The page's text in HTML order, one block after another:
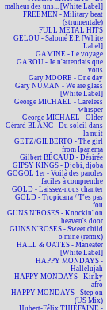
malheur des uns... [White Label]
FREEMEN - Military beat
(strumentale)
FULL METAL HITS
GÉLOU - Salomé E.P. [White
Label]
GAMINE - Le voyage
GAROU - Je n'attendais que
vous
Gary MOORE - One day
Gary NUMAN - We are glass
[White Label]
George MICHAEL - Careless
whisper
George MICHAEL - Older
Gérard BLANC - Du soleil dans
la nuit
GETZ/GILBERTO - The girl
from Ipanema
Gilbert BÉCAUD - Désirée
GIPSY KINGS - Djobi, djoba
GOGOL 1er - Voilà des paroles
faciles à comprendre
GOLD - Laissez-nous chanter
GOLD - Tropicana / T'es pas
fou
GUNS N'ROSES - Knockin' on
heaven's door
GUNS N'ROSES - Sweet child
o'mine (remix)
HALL & OATES - Maneater
[White Label]
HAPPY MONDAYS -
Hallelujah
HAPPY MONDAYS - Kinky
afro
HAPPY MONDAYS - Step on
(US Mix)
Hubert-Félix THIÉFAINE -